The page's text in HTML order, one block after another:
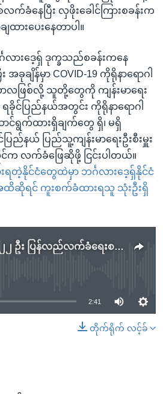
က်ခံနေပြီး လှဖိုးခေါင်ကြားစခန်းက
ားပေးနေတာပါ။
လားဒေ့ရှ် ဒုက္ခသည်စခန်းကနေ
ခုချိန်မှာ COVID-19 ကိုရိုနာရောဂါ
ာလဖြစ်လို့ သူတို့တွေကို ကျန်းမာရေး
ခိုင်ပြည်နယ်အတွင်း ကိုရိုနာရောဂါ
ရွက်ထားရှိချက်တွေ ရှိ၊ မရှိ
ြည်နယ် ပြည်သူ့ကျန်းမာရေးဦးစီးမှူး
င်က လက်ခံဖြေဆိုဖို့ ငြင်းပါတယ်။
ရတဲ့နိုင်ငံတွေထဲမှာ ဘင်္ဂလားဒေ့ရှ်နိုင်ငံ
အထိဆိုရင် ကူးစက်ခံထားရသူ သုံးဦးရှိ
မွတ်ဆလင်ဒုက္ခသည် ၂၂ ဦး ပြန်လည်လက်ခံရေးစခန်းဝင်ရောက်
source currently available
2:41
တိုက်ရိုက် လင့်ခ်